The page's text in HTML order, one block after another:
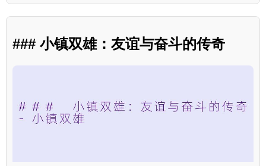
### 小镇双雄：友谊与奋斗的传奇